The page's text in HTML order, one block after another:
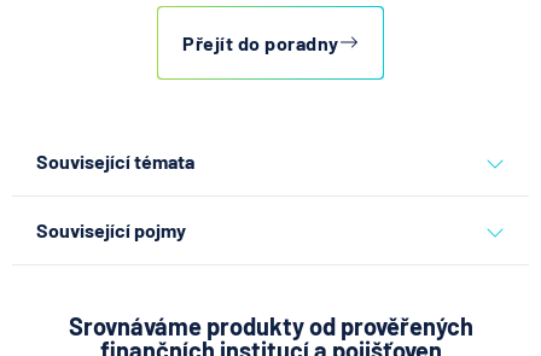
Přejít do poradny
Související témata
Související pojmy
Pojistná smlouva
Srovnáváme produkty od prověřených